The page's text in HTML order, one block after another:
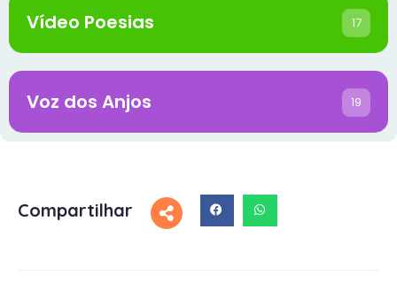
Vídeo Poesias 17
Voz dos Anjos 19
Compartilhar